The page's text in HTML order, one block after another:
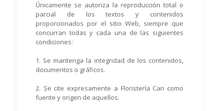
Únicamente se autoriza la reproducción total o
parcial de los textos y contenidos
proporcionados por el sitio Web, siempre que
concurran todas y cada una de las siguientes
condiciones:
1. Se mantenga la integridad de los contenidos,
documentos o gráficos.
2. Se cite expresamente a Floristería Cari como
fuente y origen de aquellos.